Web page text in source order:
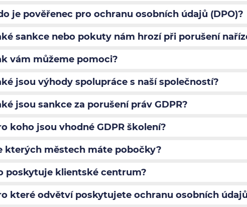
je pověřenec pro ochranu osobních údajů (DPO)?
sankce nebo pokuty nám hrozí při porušení
vám můžeme pomoci?
jsou výhody spolupráce s naší společností?
jsou sankce za porušení práv GDPR?
koho jsou vhodné GDPR školení?
kterých městech máte pobočky?
poskytuje klientské centrum?
které odvětví poskytujete ochranu osobních